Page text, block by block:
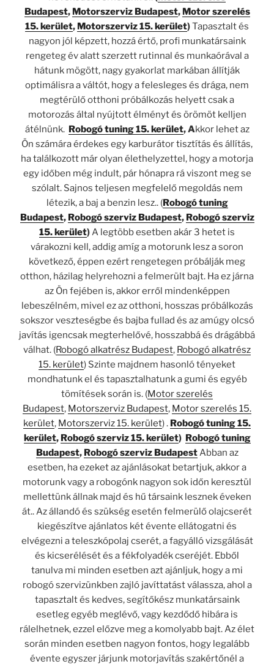
Budapest, Motorszerviz Budapest, Motor szerelés
15. kerület, Motorszerviz 15. kerület)Tapasztalt és
nagyon jól képzett, hozzá értő, profi munkatársaink
rengeteg év alatt szerzett rutinnal és munkaórával a
hátunk mögött, nagy gyakorlat markában állítják
optimálisra a váltót, hogy a felesleges és drága, nem
megtérülő otthoni próbálkozás helyett csak a
motorozás által nyújtott élményt és örömöt kelljen
átélnünk. Robogó tuning 15. kerület, Akkor lehet az
Ön számára érdekes egy karburátor tisztítás és állítás,
ha találkozott már olyan élethelyzettel, hogy a motorja
egy időben még indult, pár hónapra rá viszont meg se
szólalt. Sajnos teljesen megfelelő megoldás nem
létezik, a baj a benzin lesz.. (Robogó tuning
Budapest, Robogó szerviz Budapest, Robogó szerviz
15. kerület)A legtöbb esetben akár 3 hetet is
várakozni kell, addig amíg a motorunk lesz a soron
következő, éppen ezért rengetegen próbálják meg
otthon, házilag helyrehozni a felmerült bajt. Ha ez járna
az Ön fejében is, akkor erről mindenképpen
lebeszélném, mivel ez az otthoni, hosszas próbálkozás
sokszor veszteségbe és bajba fullad és az amúgy olcsó
javítás igencsak megterhelővé, hosszabbá és drágábbá
válhat. (Robogó alkatrész Budapest, Robogó alkatrész
15. kerület) Szinte majdnem hasonló tényeket
mondhatunk el és tapasztalhatunk a gumi és egyéb
tömítések során is. (Motor szerelés
Budapest, Motorszerviz Budapest, Motor szerelés 15.
kerület, Motorszerviz 15. kerület) . Robogó tuning 15.
kerület, Robogó szerviz 15. kerület) Robogó tuning
Budapest, Robogó szerviz BudapestAbban az
esetben, ha ezeket az ajánlásokat betartjuk, akkor a
motorunk vagy a robogónk nagyon sok időn keresztül
mellettünk állnak majd és hű társaink lesznek éveken
át.. Az állandó és szükség esetén felmerülő olajcserét
kiegészítve ajánlatos két évente ellátogatni és
elvégezni a teleszkópolaj cserét, a fagyálló vizsgálását
és kicserélését és a fékfolyadék cseréjét. Ebből
tanulva mi minden esetben azt ajánljuk, hogy a mi
robogó szervizünkben zajló javíttatást válassza, ahol a
tapasztalt és kedves, segítőkész munkatársaink
esetleg egyéb meglévő, vagy kezdődő hibára is
rálelhetnek, ezzel előzve meg a komolyabb bajt. Az élet
során minden esetben nagyon fontos, hogy legalább
évente egyszer járjunk motorjavítás szakértőnél a